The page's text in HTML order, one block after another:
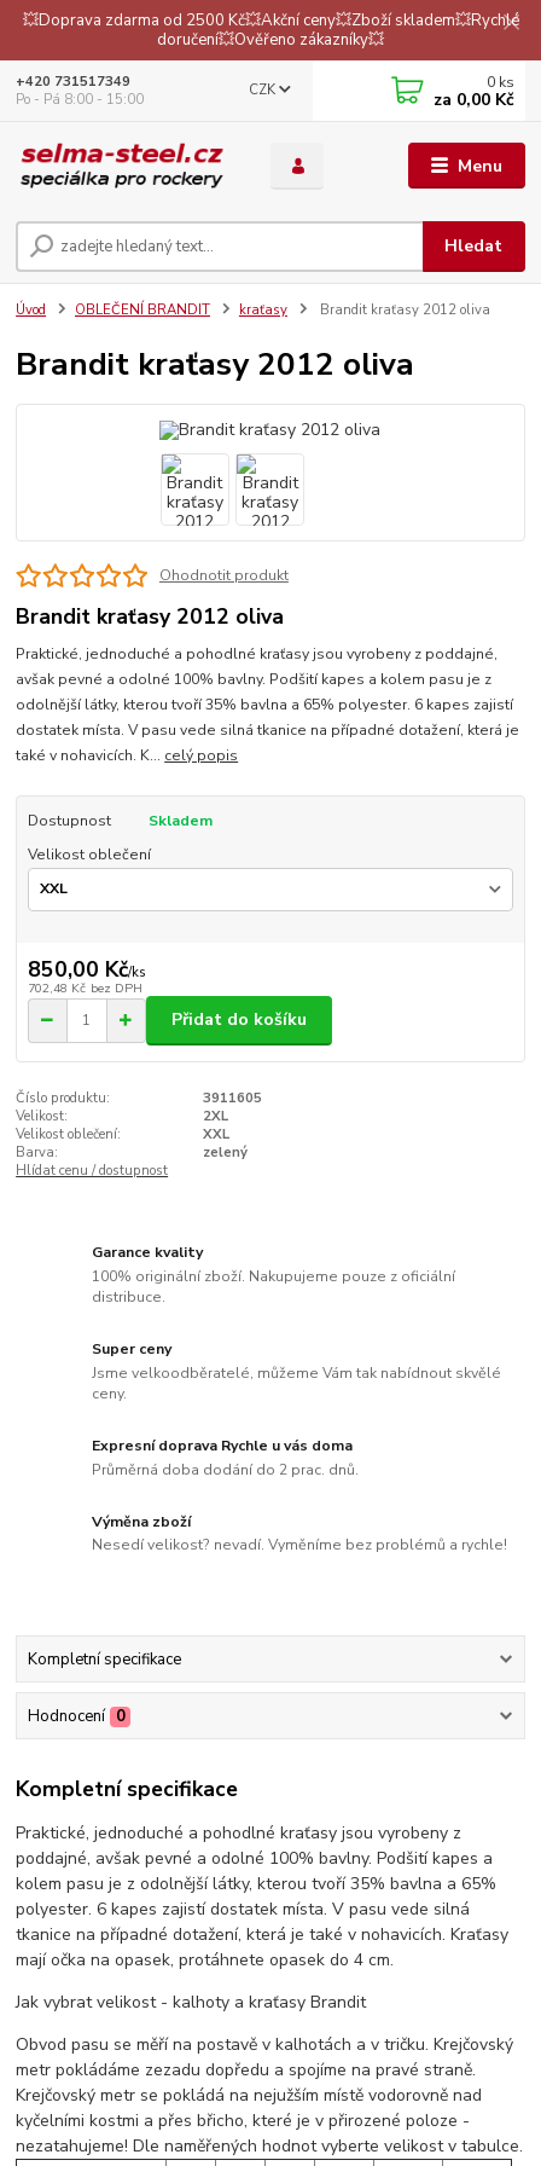
💥Doprava zdarma od 2500 Kč💥Akční ceny💥Zboží skladem💥Rychlé
doručení💥Ověřeno zákazníky💥
Menu
CZK
Hledat
+420 731517349
Po - Pá 8:00 - 15:00
0 ks
za 0,00 Kč
Úvod OBLEČENÍ BRANDIT kraťasy Brandit kraťasy 2012 oliva
Brandit kraťasy 2012 oliva
Ohodnotit produkt
Brandit kraťasy 2012 oliva
Praktické, jednoduché a pohodlné kraťasy jsou vyrobeny z poddajné,
avšak pevné a odolné 100% bavlny. Podšití kapes a kolem pasu je z
odolnější látky, kterou tvoří 35% bavlna a 65% polyester. 6 kapes zajistí
dostatek místa. V pasu vede silná tkanice na případné dotažení, která je
také v nohavicích. K... celý popis
Dostupnost
Skladem
Velikost oblečení
850,00 Kč/ks
702,48 Kč bez DPH
Přidat do košíku
Číslo produktu:
3911605
Velikost:
2XL
Velikost oblečení:
XXL
Barva:
zelený
Hlídat cenu / dostupnost
Garance kvality
100% originální zboží. Nakupujeme pouze z oficiální
distribuce.
Super ceny
Jsme velkoodběratelé, můžeme Vám tak nabídnout skvělé
ceny.
Expresní doprava Rychle u vás doma
Průměrná doba dodání do 2 prac. dnů.
Výměna zboží
Nesedí velikost? nevadí. Vyměníme bez problémů a rychle!
Kompletní specifikace
Hodnocení 0
Kompletní specifikace
Praktické, jednoduché a pohodlné kraťasy jsou vyrobeny z
poddajné, avšak pevné a odolné 100% bavlny. Podšití kapes a
kolem pasu je z odolnější látky, kterou tvoří 35% bavlna a 65%
polyester. 6 kapes zajistí dostatek místa. V pasu vede silná
tkanice na případné dotažení, která je také v nohavicích. Kraťasy
mají očka na opasek, protáhnete opasek do 4 cm.
Jak vybrat velikost - kalhoty a kraťasy Brandit
Obvod pasu se měří na postavě v kalhotách a v tričku. Krejčovský
metr pokládáme zezadu dopředu a spojíme na pravé straně.
Krejčovský metr se pokládá na nejužším místě vodorovně nad
kyčelními kostmi a přes břicho, které je v přirozené poloze -
nezatahujeme! Dle naměřených hodnot vyberte velikost v tabulce.